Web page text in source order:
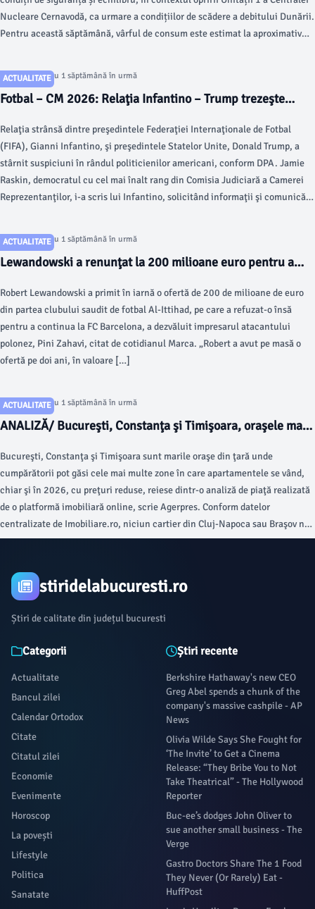
Nucleare Cernavodă, ca urmare a condițiilor de scădere a debitului Dunării.
Pentru această săptămână, vârful de consum este estimat la aproximativ
ACTUALITATE
Articol postat cu 1 săptămână în urmă
Fotbal – CM 2026: Relaţia Infantino – Trump trezeşte
Relaţia strânsă dintre preşedintele Federaţiei Internaţionale de Fotbal
(FIFA), Gianni Infantino, şi preşedintele Statelor Unite, Donald Trump, a
stârnit suspiciuni în rândul politicienilor americani, conform DPA. Jamie
Raskin, democratul cu cel mai înalt rang din Comisia Judiciară a Camerei
Reprezentanţilor, i-a scris lui Infantino, solicitând informaţii şi comunicări
ACTUALITATE
Articol postat cu 1 săptămână în urmă
Lewandowski a renunţat la 200 milioane euro pentru a
Robert Lewandowski a primit în iarnă o ofertă de 200 de milioane de euro
din partea clubului saudit de fotbal Al-Ittihad, pe care a refuzat-o însă
pentru a continua la FC Barcelona, a dezvăluit impresarul atacantului
polonez, Pini Zahavi, citat de cotidianul Marca. „Robert a avut pe masă o
ofertă pe doi ani, în valoare […]
ACTUALITATE
Articol postat cu 1 săptămână în urmă
ANALIZĂ/ Bucureşti, Constanţa şi Timişoara, oraşele mari
Bucureşti, Constanţa şi Timişoara sunt marile oraşe din ţară unde
cumpărătorii pot găsi cele mai multe zone în care apartamentele se vând,
chiar şi în 2026, cu preţuri reduse, reiese dintr-o analiză de piaţă realizată
de o platformă imobiliară online, scrie Agerpres. Conform datelor
centralizate de Imobiliare.ro, niciun cartier din Cluj-Napoca sau Braşov nu
prinde topul celor mai ieftine zece zone din marile centre economice ale
singurul cartier din ţară în care apartamentele sunt listate la vânzare cu un
preţ mediu mai mic de 1.400 euro/mp, un nivel care se înregistra în
stiridelabucuresti.ro
Știri de calitate din județul bucuresti
Categorii
Actualitate
Bancul zilei
Calendar Ortodox
Citate
Citatul zilei
Economie
Evenimente
Horoscop
La povești
Lifestyle
Politica
Sanatate
Știri recente
Berkshire Hathaway's new CEO
Greg Abel spends a chunk of the
company's massive cashpile - AP
News
Olivia Wilde Says She Fought for
‘The Invite’ to Get a Cinema
Release: “They Bribe You to Not
Take Theatrical” - The Hollywood
Reporter
Buc-ee’s dodges John Oliver to
sue another small business - The
Verge
Gastro Doctors Share The 1 Food
They Never (Or Rarely) Eat -
HuffPost